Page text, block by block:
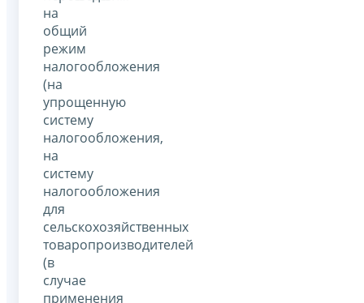
на
общий
режим
налогообложения
(на
упрощенную
систему
налогообложения,
на
систему
налогообложения
для
сельскохозяйственных
товаропроизводителей
(в
случае
применения